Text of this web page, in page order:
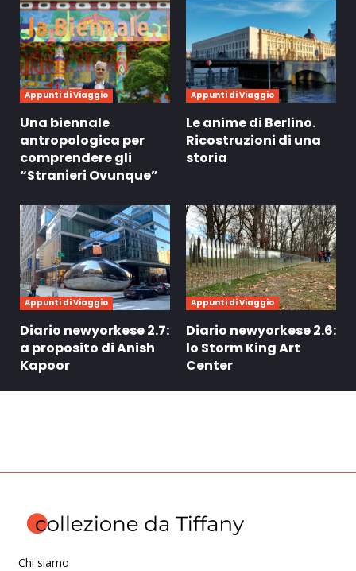
Appunti di Viaggio
Una biennale
antropologica per
comprendere gli
“Stranieri Ovunque”
Appunti di Viaggio
Le anime di Berlino.
Ricostruzioni di una
storia
Appunti di Viaggio
Diario newyorkese 2.7:
a proposito di Anish
Kapoor
Appunti di Viaggio
Diario newyorkese 2.6:
lo Storm King Art
Center
Chi siamo